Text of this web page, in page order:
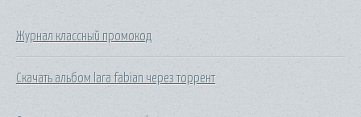
Журнал классный промокод
Скачать альбом lara fabian через торрент